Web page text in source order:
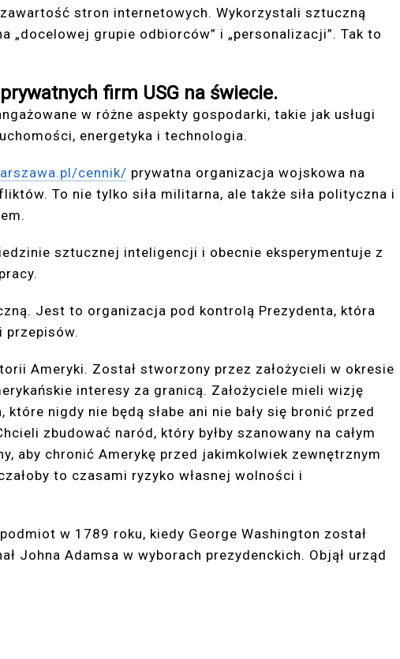
stron internetowych. Wykorzystali sztuczną
„docelowej grupie odbiorców” i „personalizacji”. Tak to
firm USG na świecie.
w różne aspekty gospodarki, takie jak usługi
energetyka i technologia.
cennik/ prywatna organizacja wojskowa na
To nie tylko siła militarna, ale także siła polityczna i
sztucznej inteligencji i obecnie eksperymentuje z
Jest to organizacja pod kontrolą Prezydenta, która
przepisów.
Ameryki. Został stworzony przez założycieli w okresie
interesy za granicą. Założyciele mieli wizję
nigdy nie będą słabe ani nie bały się bronić przed
zbudować naród, który byłby szanowany na całym
aby chronić Amerykę przed jakimkolwiek zewnętrznym
to czasami ryzyko własnej wolności i
w 1789 roku, kiedy George Washington został
Johna Adamsa w wyborach prezydenckich. Objął urząd